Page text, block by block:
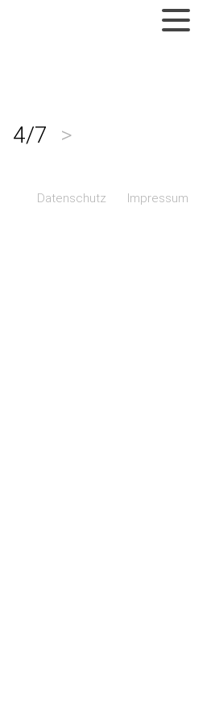
4/7 >
Datenschutz Impressum